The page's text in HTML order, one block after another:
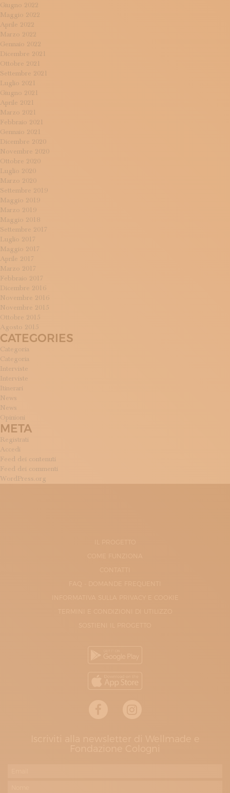
Giugno 2022
Maggio 2022
Aprile 2022
Marzo 2022
Gennaio 2022
Dicembre 2021
Ottobre 2021
Settembre 2021
Luglio 2021
Giugno 2021
Aprile 2021
Marzo 2021
Febbraio 2021
Gennaio 2021
Dicembre 2020
Novembre 2020
Ottobre 2020
Luglio 2020
Marzo 2020
Settembre 2019
Maggio 2019
Marzo 2019
Maggio 2018
Settembre 2017
Luglio 2017
Maggio 2017
Aprile 2017
Marzo 2017
Febbraio 2017
Dicembre 2016
Novembre 2016
Novembre 2015
Ottobre 2015
Agosto 2015
CATEGORIES
Categoria
Categoria
Interviste
Interviste
Itinerari
News
News
Opinioni
META
Registrati
Accedi
Feed dei contenuti
Feed dei commenti
WordPress.org